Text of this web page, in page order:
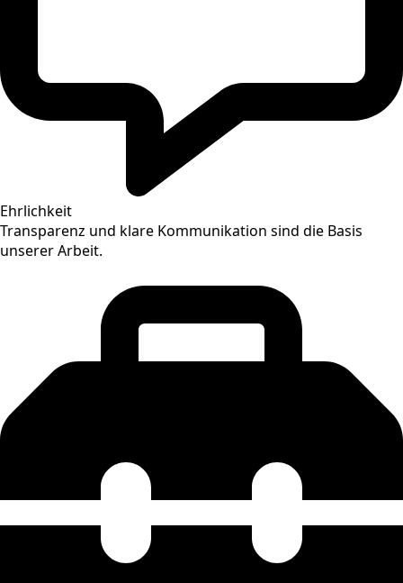
Ehrlichkeit
Transparenz und klare Kommunikation sind die Basis
unserer Arbeit.